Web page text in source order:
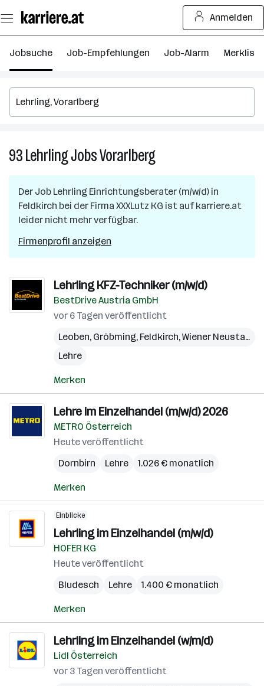
Seiteninhalt
springen
Anmelden
Jobsuche Job-Empfehlungen Job-Alarm Merkliste
93LehrlingJobsVorarlberg93
Lehrling
in
Vorarlberg
Der Job Lehrling Einrichtungsberater (m/w/d) in
Feldkirch bei der Firma XXXLutz KG ist auf karriere.at
leider nicht mehr verfügbar.
Firmenprofil anzeigen
Lehrling KFZ-Techniker (m/w/d)
BestDrive Austria GmbH
vor 6 Tagen veröffentlicht
Leoben, Gröbming, Feldkirch,Wiener Neustadt
Lehre
Merken
Lehre im Einzelhandel (m/w/d) 2026
METRO Österreich
Heute veröffentlicht
Dornbirn
Lehre 1.026 € monatlich
Merken
Einblicke
Lehrling im Einzelhandel (m/w/d)
HOFER KG
Heute veröffentlicht
Bludesch
Lehre 1.400 € monatlich
Merken
Lehrling im Einzelhandel (w/m/d)
Lidl Österreich
vor 3 Tagen veröffentlicht